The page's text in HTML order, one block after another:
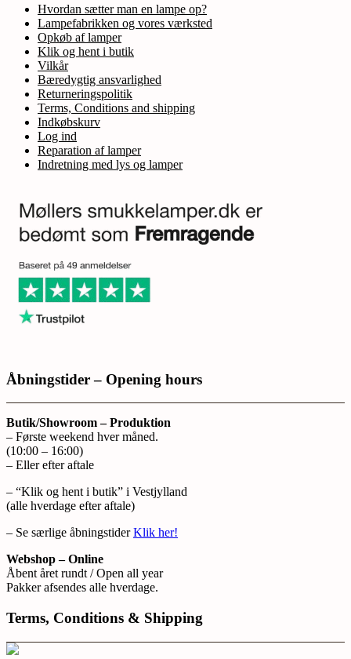
Hvordan sætter man en lampe op?
Lampefabrikken og vores værksted
Opkøb af lamper
Klik og hent i butik
Vilkår
Bæredygtig ansvarlighed
Returneringspolitik
Terms, Conditions and shipping
Indkøbskurv
Log ind
Reparation af lamper
Indretning med lys og lamper
Åbningstider – Opening hours
Butik/Showroom – Produktion
– Første weekend hver måned.
(10:00 – 16:00)
– Eller efter aftale
– “Klik og hent i butik” i Vestjylland
(alle hverdage efter aftale)
– Se særlige åbningstiderKlik her!
Webshop – Online
Åbent året rundt / Open all year
Pakker afsendes alle hverdage.
Terms, Conditions & Shipping